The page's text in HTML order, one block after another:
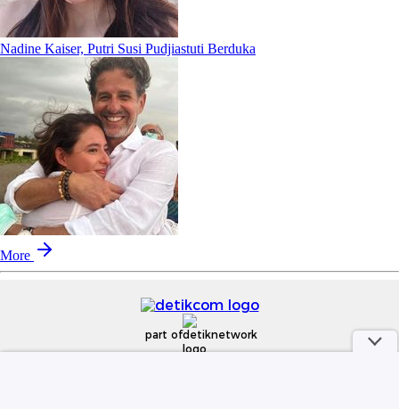
Nadine Kaiser, Putri Susi Pudjiastuti Berduka
More
part of